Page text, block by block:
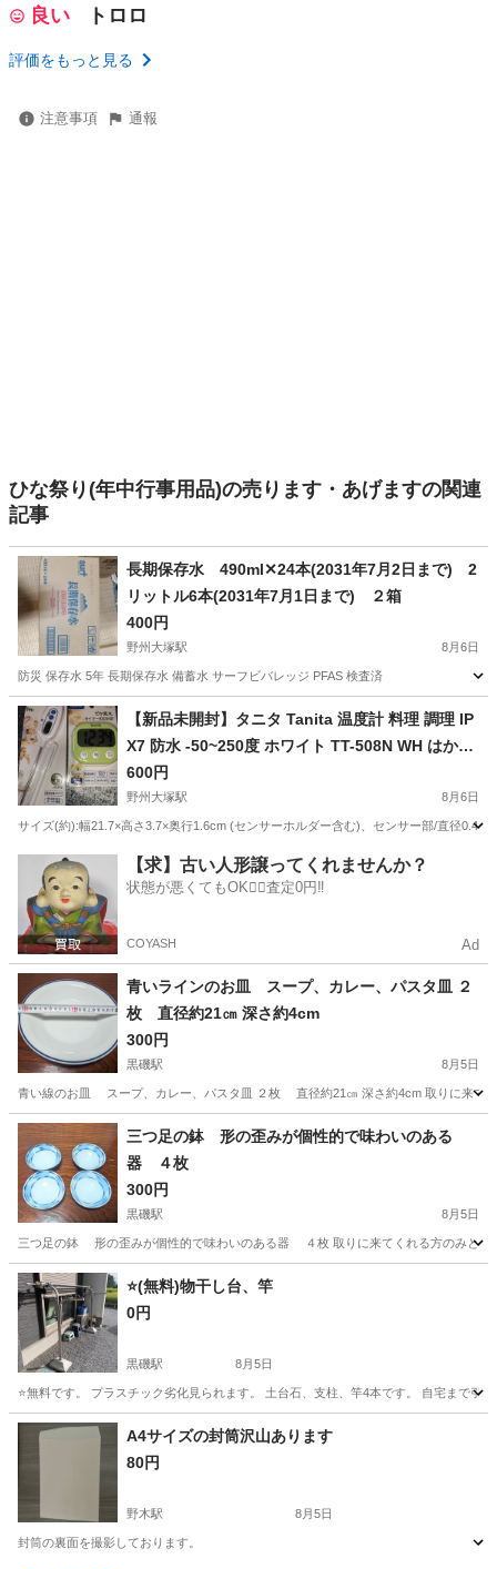
良い トロロ
評価をもっと見る
注意事項 通報
ひな祭り(年中行事用品)の売ります・あげますの関連
記事
長期保存水 490ml✕24本(2031年7月2日まで) 2
リットル6本(2031年7月1日まで) ２箱
400円
野州大塚駅 8月6日
防災 保存水 5年 長期保存水 備蓄水 サーフビバレッジ PFAS 検査済
栃木 栃木市 野州大塚駅 防災、セキュリティ
【新品未開封】タニタ Tanita 温度計 料理 調理 IP
X7 防水 -50~250度 ホワイト TT-508N WH はかっ
た温度を記憶 スティック温度計 ＋ タニタ キッ
チン 勉強 学習 タイマー 大画面 大音量 100分 マグ
ネット スタンド付き グリーン でか見えタイマー
TD-384 GR
600円
野州大塚駅 8月6日
サイズ(約):幅21.7×高さ3.7×奥行1.6cm (センサーホルダー含む)、センサー部/直径
栃木市 野州大塚駅 調理器具 タニタ
【求】古い人形譲ってくれませんか？
状態が悪くてもOK🙆‍♀️査定0円‼️
COYASH Ad
青いラインのお皿 スープ、カレー、パスタ皿 ２
枚 直径約21㎝ 深さ約4cm
300円
黒磯駅 8月5日
青い線のお皿 スープ、カレー、パスタ皿 ２枚 直径約21㎝ 深さ約4cm 取りに来て
栃木 那須郡 黒磯駅 食器
三つ足の鉢 形の歪みが個性的で味わいのある
器 ４枚
300円
黒磯駅 8月5日
三つ足の鉢 形の歪みが個性的で味わいのある器 ４枚 取りに来てくれる方のみとさ
栃木 那須郡 黒磯駅 食器
⭐️(無料)物干し台、竿
0円
黒磯駅 8月5日
⭐️無料です。 プラスチック劣化見られます。 土台石、支柱、竿4本です。 自宅まで
栃木 那須塩原市 黒磯駅 洗濯用品
A4サイズの封筒沢山あります
80円
野木駅 8月5日
封筒の裏面を撮影しております。